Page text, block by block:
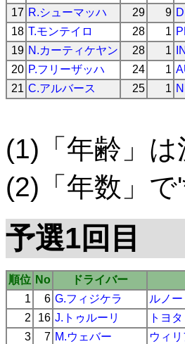
17 R.シューマッハ 29 9
18 T.モンテイロ 28 1
19 N.カーティケヤン 28 1
20 P.フリーザッハ 24 1
21 C.アルバース 25 1
(1)「年齢」は
(2)「年数」
予選1回目
順位 No ドライバー
1
6 G.フィジケラ ルノー
2
16 J.トゥルーリ トヨタ
3
7 M.ウェバー ウィ